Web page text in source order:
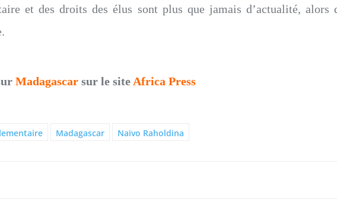
et des droits des élus sont plus que jamais d’actualité, alors
Madagascar sur le siteAfrica Press
Madagascar Naivo Raholdina